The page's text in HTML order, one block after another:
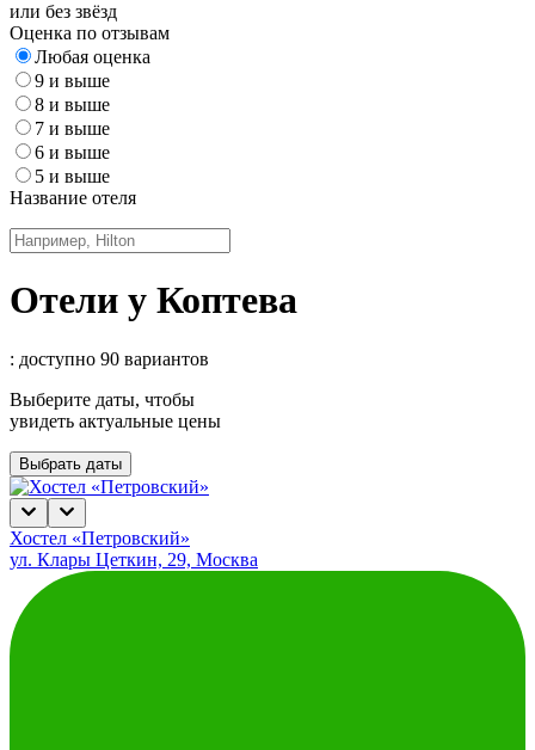
или без звёзд
Оценка по отзывам
Любая оценка
9 и выше
8 и выше
7 и выше
6 и выше
5 и выше
Название отеля
Отели у Коптева
: доступно 90 вариантов
Выберите даты, чтобы
увидеть актуальные цены
Выбрать даты
Хостел «Петровский»
ул. Клары Цеткин, 29, Москва